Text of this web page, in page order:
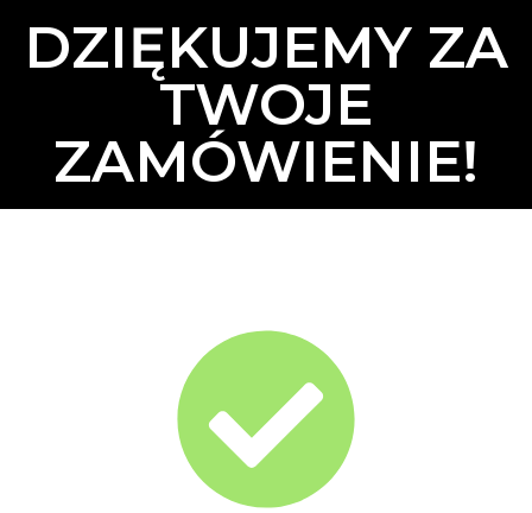
DZIĘKUJEMY ZA
TWOJE
ZAMÓWIENIE!